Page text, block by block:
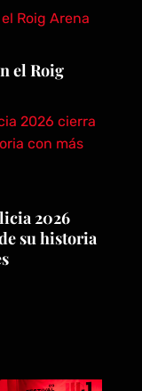
el Roig
2026
su historia